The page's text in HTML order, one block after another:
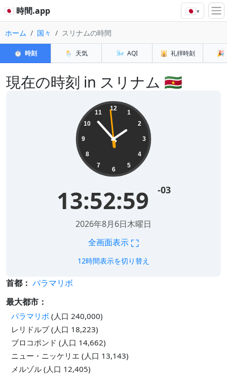
🇯🇵 時間.app 🇯🇵▾
ホーム 国々 スリナムの時間
⏱️ 時刻 🌦️ 天気 🌬️ AQI 🕌 礼拝時刻 🎉
現在の時刻 in スリナム 🇸🇷
12
1
2
3
4
5
6
7
8
9
10
11
13:53:00 -03
2026年8月6日木曜日
全画面表示 ⛶
12時間表示を切り替え
首都： パラマリボ
最大都市：
パラマリボ (人口 240,000)
レリドルプ (人口 18,223)
ブロコポンド (人口 14,662)
ニュー・ニッケリエ (人口 13,143)
メルゾル (人口 12,405)